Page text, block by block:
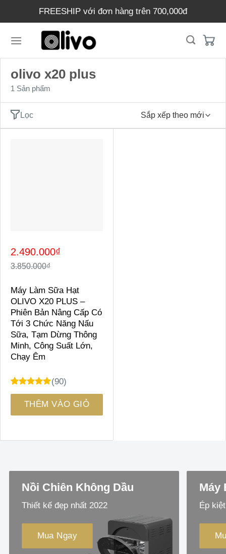
dung
FREESHIP với đơn hàng trên 700,000đ
olivo x20 plus
1 Sản phẩm
Lọc
3.850.000₫
Giá
gốc
3.850.000₫.
2.490.000₫
Giá
hiện
là:
Máy Làm Sữa Hạt
OLIVO X20 PLUS –
Phiên Bản Nâng Cấp Có
Tới 3 Chức Năng Nấu
Sữa, Tạm Dừng Thông
Minh, Công Suất Lớn,
Chạy Êm
4.95trên 5
dựa trên
31
đánh giá
(90)
THÊM VÀO GIỎ
Nồi Chiên Không Dầu
Thiết kế đẹp nhất 2022
Mua Ngay
Máy
Ép